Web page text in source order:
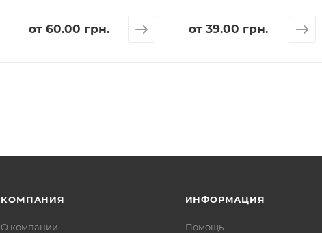
от 60.00 грн. от39.00 грн.
КОМПАНИЯ
О компании
ИНФОРМАЦИЯ
Помощь